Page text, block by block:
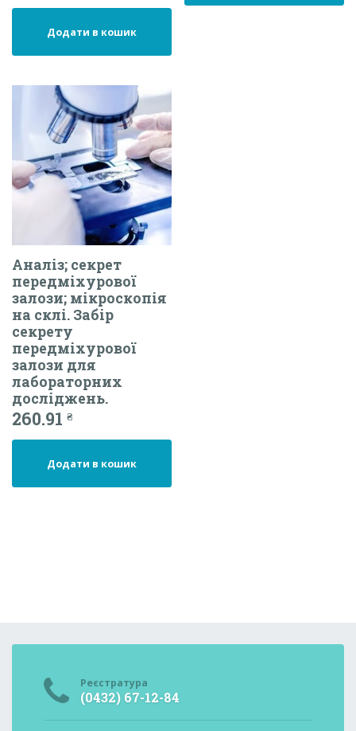
Додати в кошик
Аналіз; секрет
передміхурової
залози; мікроскопія
на склі. Забір
секрету
передміхурової
залози для
лабораторних
досліджень.
260.91 ₴
Додати в кошик
Реєстратура
(0432) 67-12-84